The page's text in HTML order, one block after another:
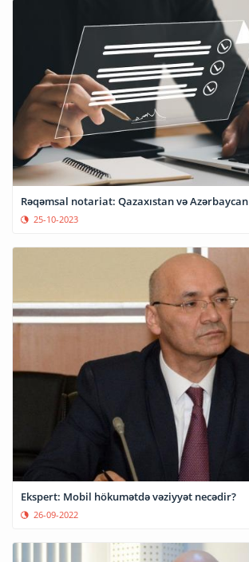
Rəqəmsal notariat: Qazaxıstan və Azərbaycan
25-10-2023
Ekspert: Mobil hökumətdə vəziyyət necədir?
26-09-2022